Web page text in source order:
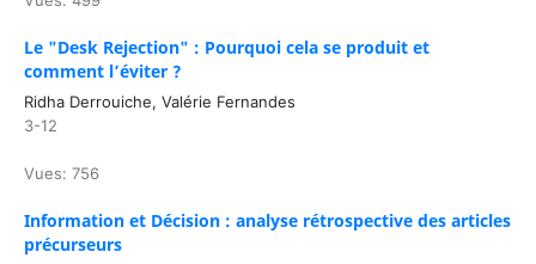
Le "Desk Rejection" : Pourquoi cela se produit et
comment l’éviter ?
Ridha Derrouiche, Valérie Fernandes
3-12
Vues: 756
Information et Décision : analyse rétrospective des articles
précurseurs